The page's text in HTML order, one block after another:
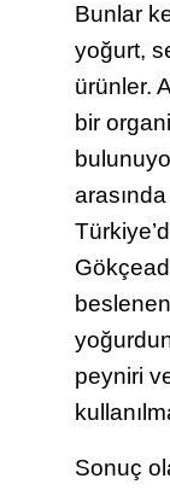
Bunlar
yoğurt,
ürünler.
bir
peyniri
Sonuç